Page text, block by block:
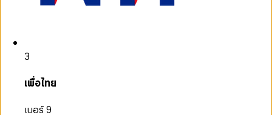
3
เพื่อไทย
เบอร์ 9